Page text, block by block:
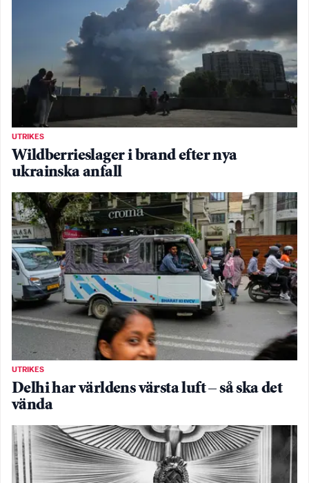
UTRIKES
Wildberrieslager i brand efter nya
ukrainska anfall
UTRIKES
Delhi har världens värsta luft – så ska det
vända